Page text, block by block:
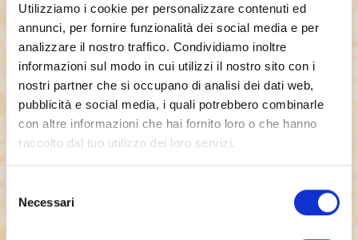
Utilizziamo i cookie per personalizzare contenuti ed
annunci, per fornire funzionalità dei social media e per
analizzare il nostro traffico. Condividiamo inoltre
informazioni sul modo in cui utilizzi il nostro sito con i
nostri partner che si occupano di analisi dei dati web,
pubblicità e social media, i quali potrebbero combinarle
con altre informazioni che hai fornito loro o che hanno
raccolto dal tuo utilizzo dei loro servizi.
delNecessari
potente, un ritratto lucido dell’adolescenza che
non teme di mostrarne anche gli aspetti più
cupi e drammatici, dalla solitudine al bullismo.
Ma è soprattutto una storia sulla difficoltà di
accettare se stessi e sull’importanza di
imparare dai propri errori, anche dai più gravi,
per poter andare avanti, migliorarsi e superare
le proprie paure.
Antonio Schiena è nato nel 1990 a San Marco